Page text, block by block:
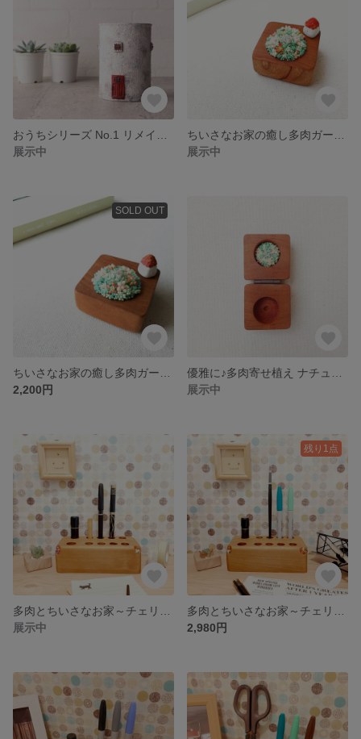
展示中
展示中
SOLD OUT
2,200円
展示中
展示中
残り1点
2,980円